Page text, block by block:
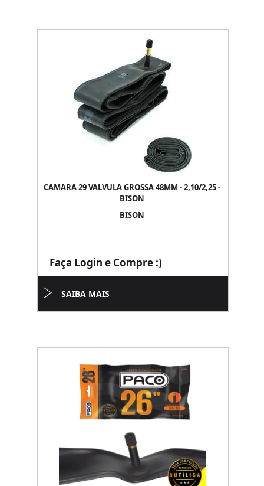
CAMARA 29 VALVULA GROSSA 48MM - 2,10/2,25 -
BISON
BISON
Faça Login e Compre :)
SAIBA MAIS